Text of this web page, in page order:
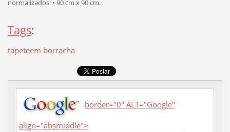
normalizados: • 90 cm x 90 cm.
Tags:
tapeteem borracha
border="0" ALT="Google"
align="absmiddle">